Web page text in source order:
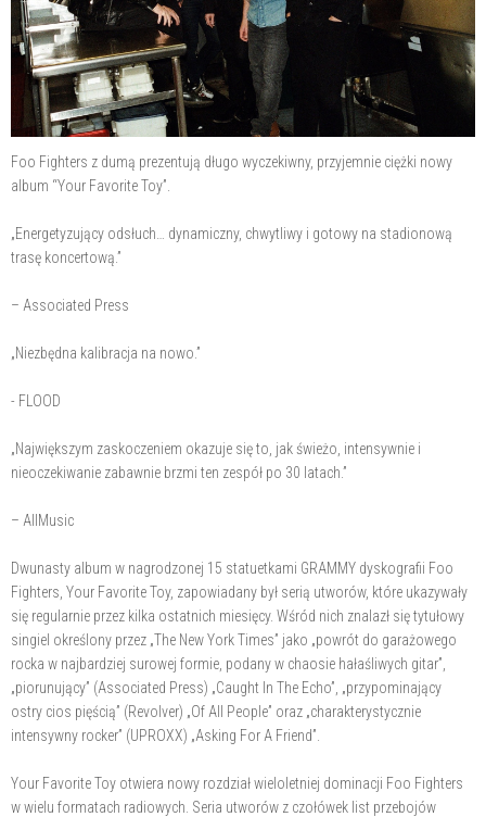
Foo Fighters z dumą prezentują długo wyczekiwny, przyjemnie ciężki nowy
album “Your Favorite Toy”.
„Energetyzujący odsłuch… dynamiczny, chwytliwy i gotowy na stadionową
trasę koncertową.”
– Associated Press
„Niezbędna kalibracja na nowo.”
- FLOOD
„Największym zaskoczeniem okazuje się to, jak świeżo, intensywnie i
nieoczekiwanie zabawnie brzmi ten zespół po 30 latach.”
– AllMusic
Dwunasty album w nagrodzonej 15 statuetkami GRAMMY dyskografii Foo
Fighters, Your Favorite Toy, zapowiadany był serią utworów, które ukazywały
się regularnie przez kilka ostatnich miesięcy. Wśród nich znalazł się tytułowy
singiel określony przez „The New York Times” jako „powrót do garażowego
rocka w najbardziej surowej formie, podany w chaosie hałaśliwych gitar”,
„piorunujący” (Associated Press) „Caught In The Echo”, „przypominający
ostry cios pięścią” (Revolver) „Of All People” oraz „charakterystycznie
intensywny rocker” (UPROXX) „Asking For A Friend”.
Your Favorite Toy otwiera nowy rozdział wieloletniej dominacji Foo Fighters
w wielu formatach radiowych. Seria utworów z czołówek list przebojów